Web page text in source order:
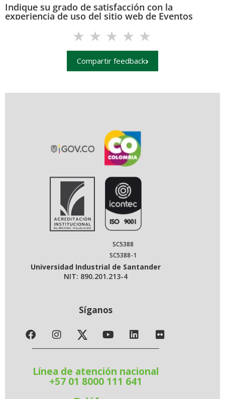
Indique su grado de satisfacción con la
experiencia de uso del sitio web de Eventos